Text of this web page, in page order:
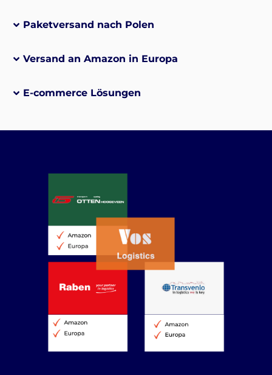
Paketversand nach Polen
Versand an Amazon in Europa
E-commerce Lösungen